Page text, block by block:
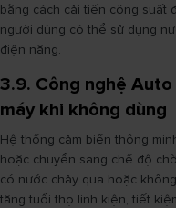
bằng cách cải tiến công suất
người dùng có thể sử dụng
điện năng.
3.9. Công nghệ
máy khi không dùng
Hệ thống cảm biến thông
hoặc chuyển sang chế độ
có nước chảy qua hoặc
tăng tuổi thọ linh kiện, tiết